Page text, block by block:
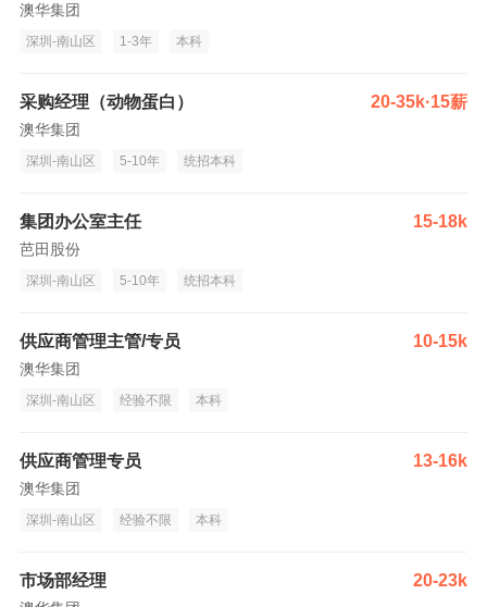
澳华集团
深圳-南山区 1-3年 本科
采购经理（动物蛋白） 20-35k·15薪
澳华集团
深圳-南山区 5-10年 统招本科
集团办公室主任 15-18k
芭田股份
深圳-南山区 5-10年 统招本科
供应商管理主管/专员 10-15k
澳华集团
深圳-南山区 经验不限 本科
供应商管理专员 13-16k
澳华集团
深圳-南山区 经验不限 本科
市场部经理 20-23k